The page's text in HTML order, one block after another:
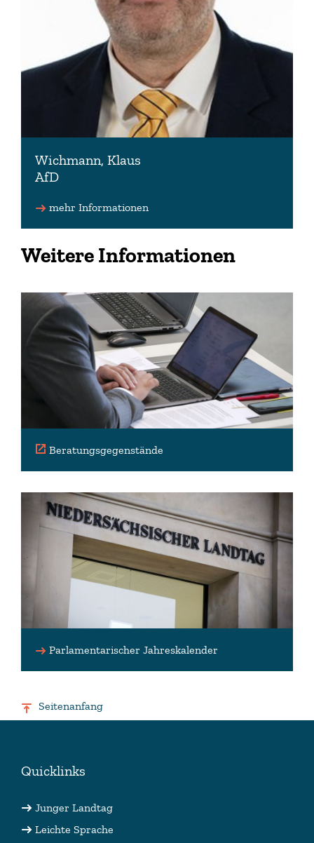
Wichmann, Klaus
AfD
mehr Informationen
Weitere Informationen
Beratungsgegenstände
Parlamentarischer Jahreskalender
Seitenanfang
Quicklinks
Junger Landtag
Leichte Sprache